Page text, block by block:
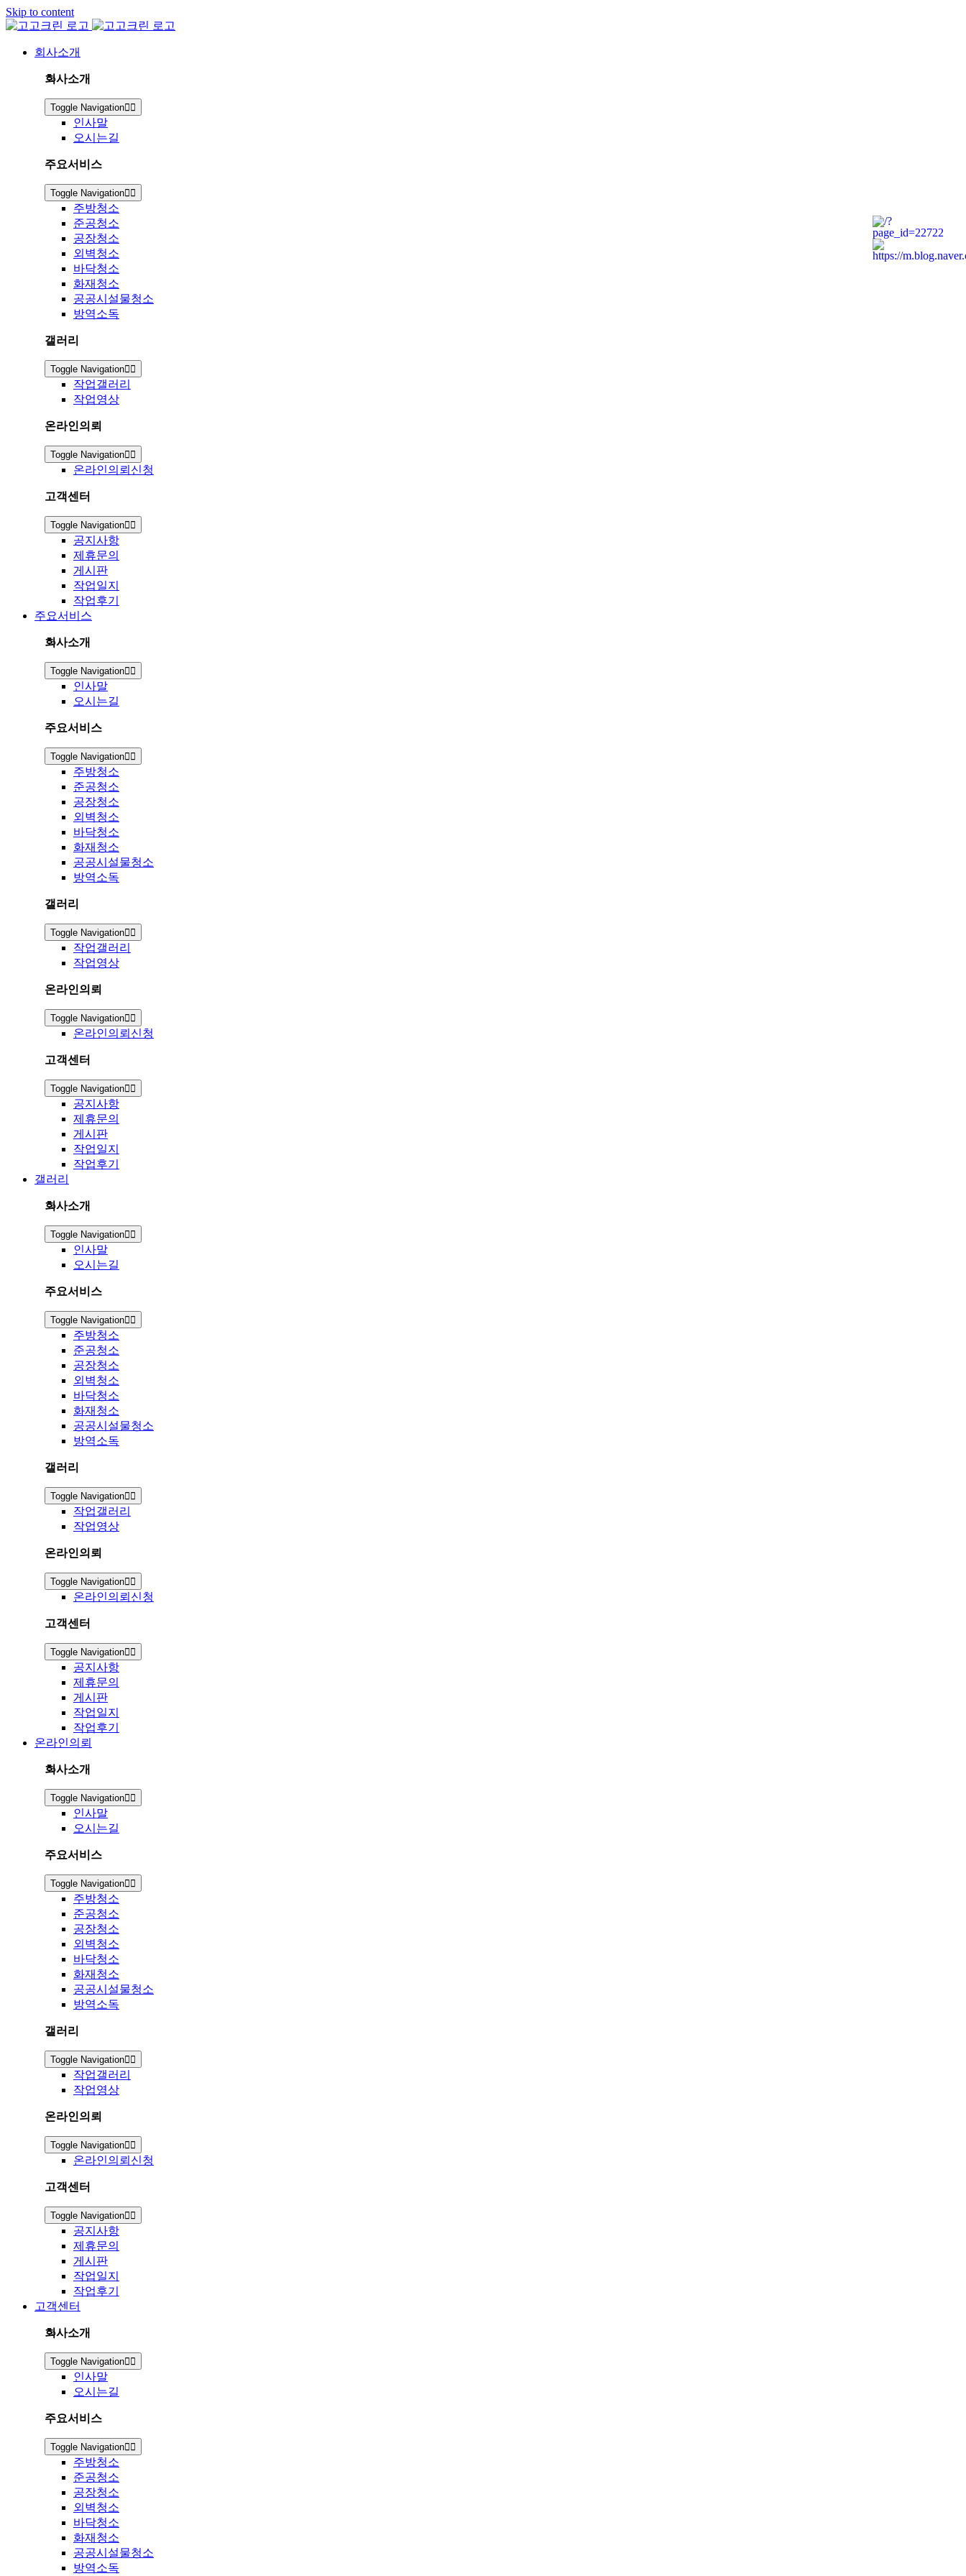
Skip to content
회사소개
회사소개
Toggle Navigation
인사말
오시는길
주요서비스
Toggle Navigation
주방청소
준공청소
공장청소
외벽청소
바닥청소
화재청소
공공시설물청소
방역소독
갤러리
Toggle Navigation
작업갤러리
작업영상
온라인의뢰
Toggle Navigation
온라인의뢰신청
고객센터
Toggle Navigation
공지사항
제휴문의
게시판
작업일지
작업후기
주요서비스
회사소개
Toggle Navigation
인사말
오시는길
주요서비스
Toggle Navigation
주방청소
준공청소
공장청소
외벽청소
바닥청소
화재청소
공공시설물청소
방역소독
갤러리
Toggle Navigation
작업갤러리
작업영상
온라인의뢰
Toggle Navigation
온라인의뢰신청
고객센터
Toggle Navigation
공지사항
제휴문의
게시판
작업일지
작업후기
갤러리
회사소개
Toggle Navigation
인사말
오시는길
주요서비스
Toggle Navigation
주방청소
준공청소
공장청소
외벽청소
바닥청소
화재청소
공공시설물청소
방역소독
갤러리
Toggle Navigation
작업갤러리
작업영상
온라인의뢰
Toggle Navigation
온라인의뢰신청
고객센터
Toggle Navigation
공지사항
제휴문의
게시판
작업일지
작업후기
온라인의뢰
회사소개
Toggle Navigation
인사말
오시는길
주요서비스
Toggle Navigation
주방청소
준공청소
공장청소
외벽청소
바닥청소
화재청소
공공시설물청소
방역소독
갤러리
Toggle Navigation
작업갤러리
작업영상
온라인의뢰
Toggle Navigation
온라인의뢰신청
고객센터
Toggle Navigation
공지사항
제휴문의
게시판
작업일지
작업후기
고객센터
회사소개
Toggle Navigation
인사말
오시는길
주요서비스
Toggle Navigation
주방청소
준공청소
공장청소
외벽청소
바닥청소
화재청소
공공시설물청소
방역소독